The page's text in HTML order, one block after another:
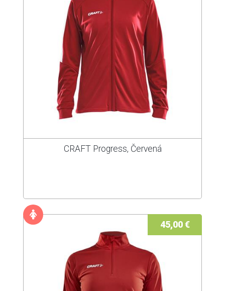
CRAFT Progress, Červená
45,00 €